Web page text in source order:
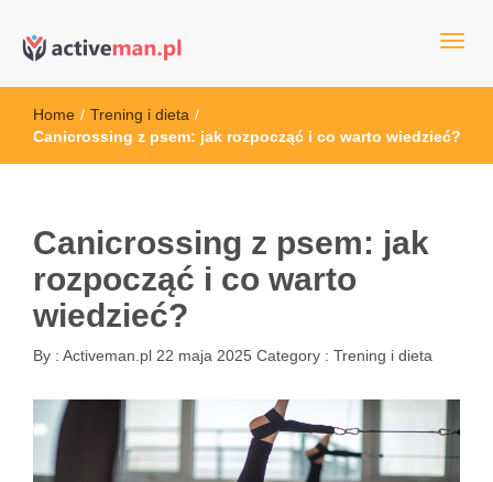
active man – sprzęt sportowy
sportowym
Home / Trening i dieta /
Canicrossing z psem: jak rozpocząć i co warto wiedzieć?
Canicrossing z psem: jak
rozpocząć i co warto
wiedzieć?
By : Activeman.pl 22 maja 2025 Category : Trening i dieta